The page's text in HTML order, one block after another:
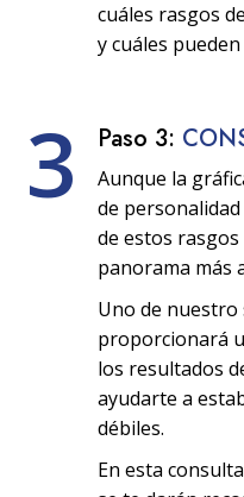
cuáles rasgos
y cuáles
3 Paso 3:
Aunque la
de
de estos
panorama más
Uno de
proporcionará
los resultados
ayudarte a
débiles.
En esta